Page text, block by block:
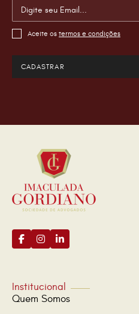
Aceite os termos e condições
Institucional
Quem Somos